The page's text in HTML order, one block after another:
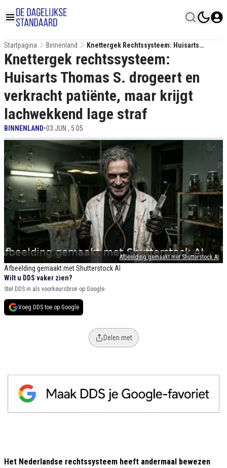
Startpagina Binnenland
Knettergek Rechtssysteem: Huisarts
Thomas S. Drogeert En Verkracht Patiënte,
Maar Krijgt Lachwekkend Lage Straf
Afbeelding gemaakt met Shutterstock AI
Afbeelding gemaakt met Shutterstock AI
Knettergek rechtssysteem:
Huisarts Thomas S. drogeert en
verkracht patiënte, maar krijgt
lachwekkend lage straf
BINNENLAND•03 JUN , 5:05
Wilt u DDS vaker zien?
Stel DDS in als voorkeursbron op Google.
Voeg DDS toe op Google
Delen met
Het Nederlandse rechtssysteem heeft andermaal bewezen